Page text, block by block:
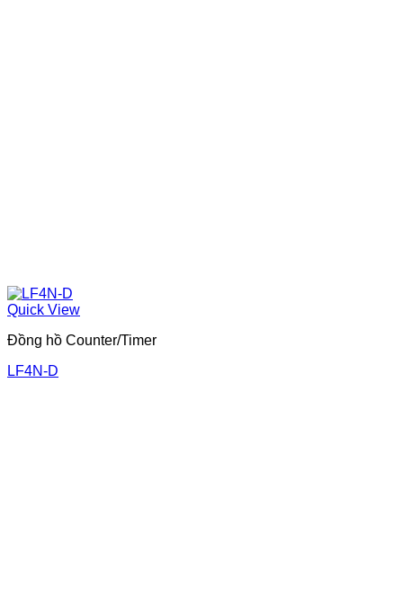
Quick View
Đồng hồ Counter/Timer
LF4N-D